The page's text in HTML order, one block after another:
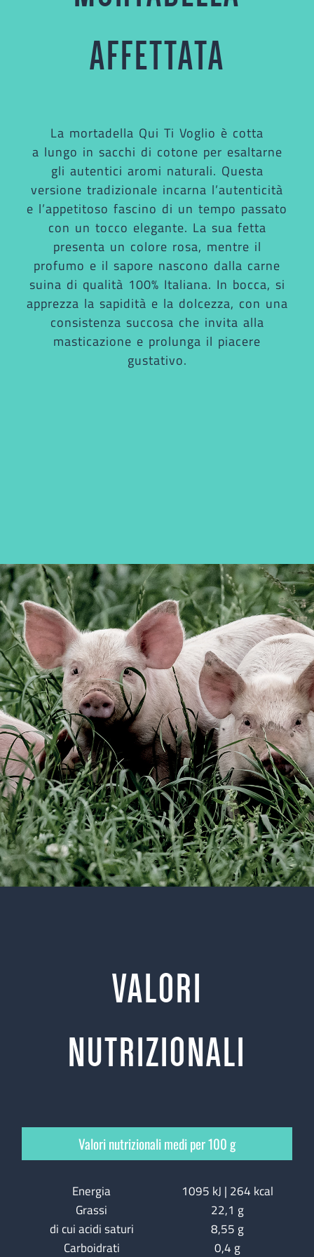
AFFETTATA
La mortadella Qui Ti Voglio è cotta
a lungo in sacchi di cotone per esaltarne
gli autentici aromi naturali. Questa
versione tradizionale incarna l’autenticità
e l’appetitoso fascino di un tempo passato
con un tocco elegante. La sua fetta
presenta un colore rosa, mentre il
profumo e il sapore nascono dalla carne
suina di qualità 100% Italiana. In bocca, si
apprezza la sapidità e la dolcezza, con una
consistenza succosa che invita alla
masticazione e prolunga il piacere
gustativo.
VALORI
NUTRIZIONALI
Valori nutrizionali medi per 100 g
Energia
1095 kJ | 264 kcal
Grassi
22,1 g
di cui acidi saturi
8,55 g
Carboidrati
0,4 g